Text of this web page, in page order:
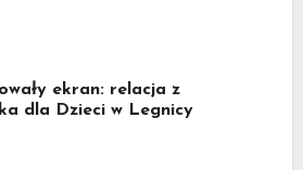
ekran: relacja z
dla Dzieci w Legnicy